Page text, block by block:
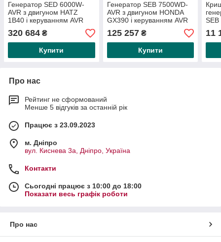
Генератор SED 6000W-
AVR з двигуном HATZ
1B40 і керуванням AVR
320 684 ₴
Купити
Генератор SEB 7500WD-
AVR з двигуном HONDA
GX390 і керуванням AVR
125 257₴
Купити
SEB
11
Про нас
Рейтинг не сформований
Менше 5 відгуків за останній рік
Працює з 23.09.2023
м. Дніпро
вул. Киснева 3а, Дніпро, Україна
Контакти
Сьогодні працює з 10:00 до 18:00
Показати весь графік роботи
Про нас